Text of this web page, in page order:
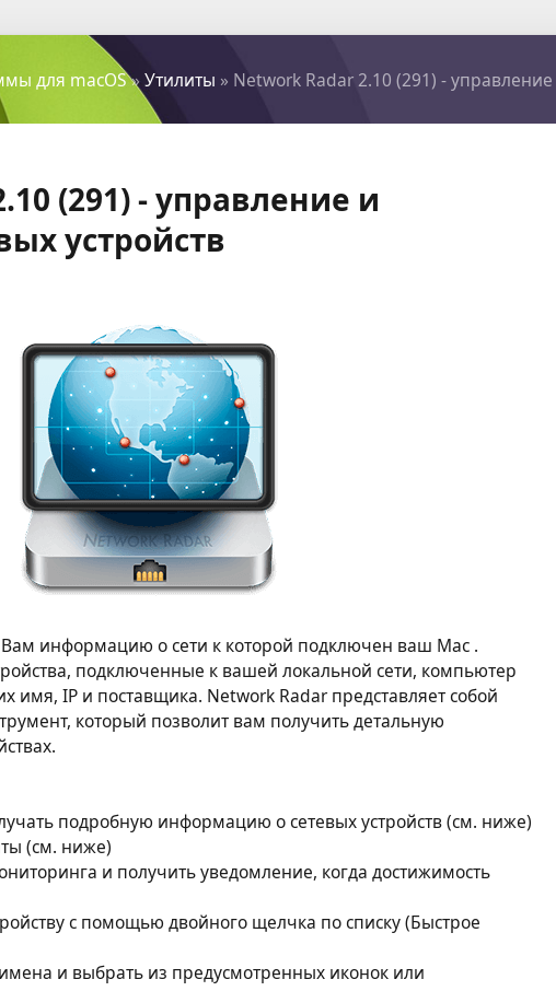
для macOS» Утилиты » Network Radar 2.10 (291) -
(291) - управление и
устройств
Вам информацию о сети к которой подключен ваш Mac .
подключенные к вашей локальной сети, компьютер
имя, IP и поставщика. Network Radar представляет собой
который позволит вам получить детальную
подробную информацию о сетевых устройств (см. ниже)
(см. ниже)
и получить уведомление, когда достижимость
с помощью двойного щелчка по списку (Быстрое
и выбрать из предусмотренных иконок или